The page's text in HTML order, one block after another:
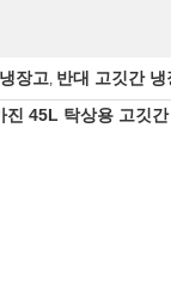
장고, 반대 고깃간 냉
진 45L 탁상용 고깃